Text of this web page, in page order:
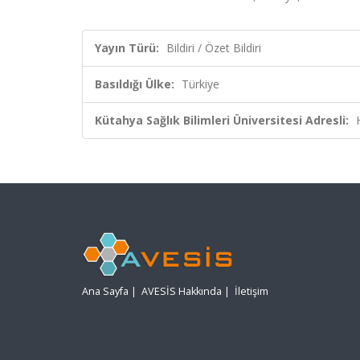
Yayın Türü: Bildiri / Özet Bildiri
Basıldığı Ülke: Türkiye
Kütahya Sağlık Bilimleri Üniversitesi Adresli:
Ana Sayfa | AVESİS Hakkında | İletişim